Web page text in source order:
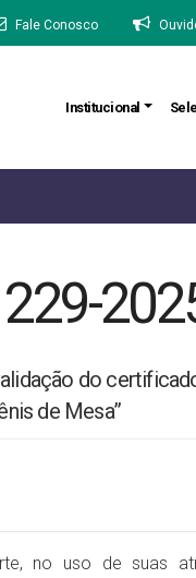
Fale Conosco
Institucional
do
de Mesa”
no uso de suas